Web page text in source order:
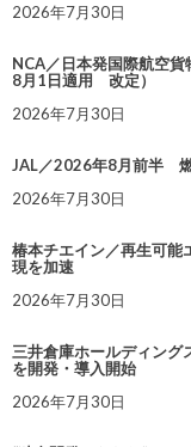
2026年7月30日
NCA／日本発国際航空
8月1日適用 改定）
2026年7月30日
JAL／2026年8月前半
2026年7月30日
椿本チエイン／再生可能
現を加速
2026年7月30日
三井倉庫ホールディング
を開発・導入開始
2026年7月30日